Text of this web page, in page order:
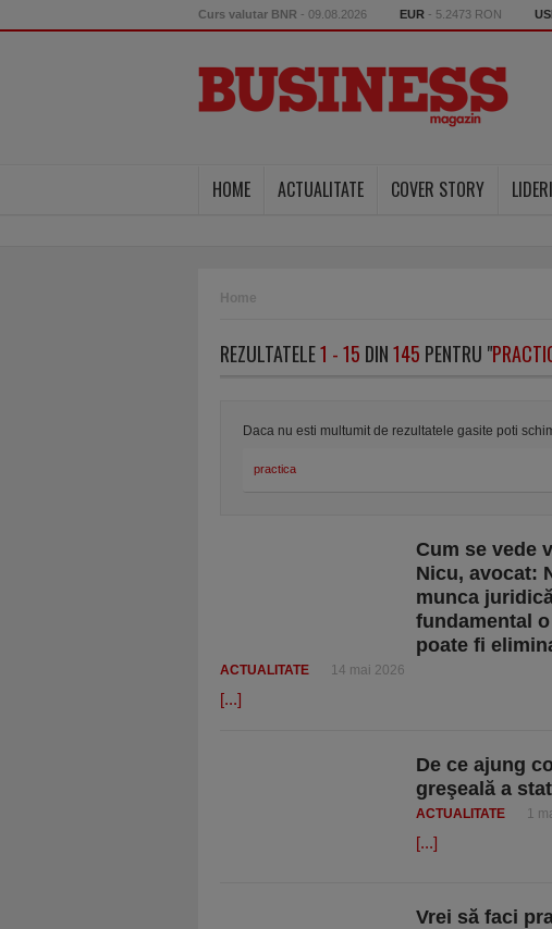
Curs valutar BNR - 09.08.2026 EUR - 5.2473 RON
HOME ACTUALITATE COVER STORY LIDERI
Home
REZULTATELE1 - 15 DIN145 PENTRU "
Daca nu esti multumit de rezultatele gasite poti
Cum se vede
Nicu, avocat:
munca
fundamental
poate fi
ACTUALITATE 14 mai 2026
[...]
De ce ajung
greşeală a
ACTUALITATE 1
[...]
Vrei să faci